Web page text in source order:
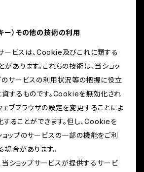
ー）その他の技術の利用
サービスは、Cookie及びこれに類する
あります。これらの技術は、当ショッ
のサービスの利用状況等の把握に役立
資するものです。Cookieを無効化され
ェブブラウザの設定を変更することによ
ることができます。但し、Cookieを
ョップのサービスの一部の機能をご利
場合があります。
、当ショップサービスが提供するサービ